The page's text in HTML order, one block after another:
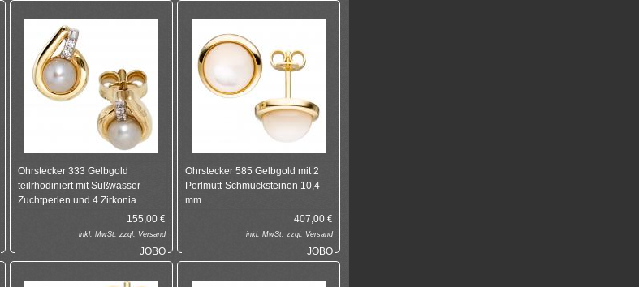
Ohrstecker 333 Gelbgold
teilrhodiniert mit Süßwasser-
Zuchtperlen und 4 Zirkonia
155,00 €
inkl. MwSt. zzgl. Versand
JOBO
Ohrstecker 585 Gelbgold mit 2
Perlmutt-Schmucksteinen 10,4
mm
407,00 €
inkl. MwSt. zzgl. Versand
JOBO